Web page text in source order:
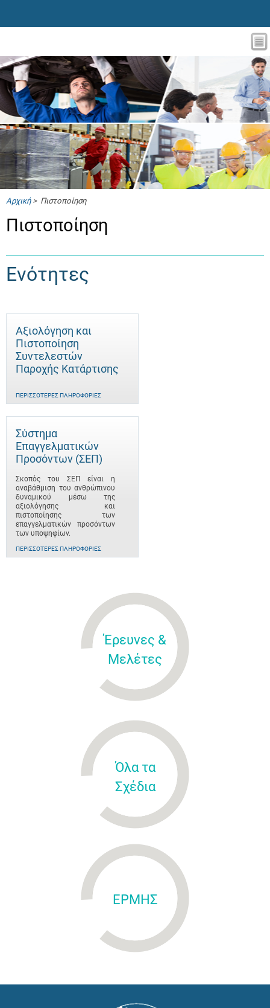
Αρχική> Πιστοποίηση
Πιστοποίηση
Ενότητες
Αξιολόγηση και
Πιστοποίηση
Συντελεστών
Παροχής Κατάρτισης
ΠΕΡΙΣΣΌΤΕΡΕΣ ΠΛΗΡΟΦΟΡΊΕΣ
Σύστημα
Επαγγελματικών
Προσόντων (ΣΕΠ)
Σκοπός του ΣΕΠ είναι η
αναβάθμιση του ανθρώπινου
δυναμικού μέσω της
αξιολόγησης και
πιστοποίησης των
επαγγελματικών προσόντων
των υποψηφίων.
ΠΕΡΙΣΣΌΤΕΡΕΣ ΠΛΗΡΟΦΟΡΊΕΣ
Έρευνες &
Μελέτες
Όλα τα
Σχέδια
ΕΡΜΗΣ